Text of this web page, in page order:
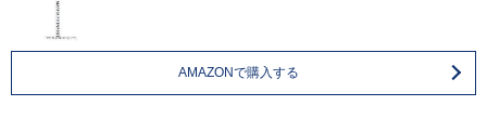
AMAZONで購入する